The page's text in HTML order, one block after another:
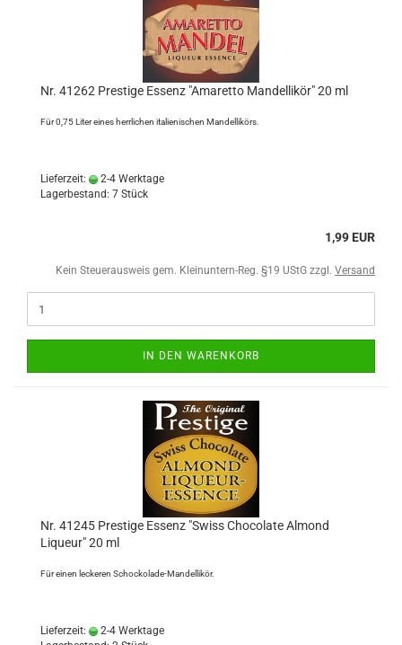
Nr. 41262 Prestige Essenz "Amaretto Mandellikör" 20 ml
Für 0,75 Liter eines herrlichen italienischen Mandellikörs.
Lieferzeit:
2-4 Werktage
Lagerbestand: 7 Stück
1,99 EUR
Kein Steuerausweis gem. Kleinuntern-Reg. §19 UStG zzgl. Versand
IN DEN WARENKORB
Nr. 41245 Prestige Essenz "Swiss Chocolate Almond
Liqueur" 20 ml
Für einen leckeren Schockolade-Mandellikör.
Lieferzeit:
2-4 Werktage